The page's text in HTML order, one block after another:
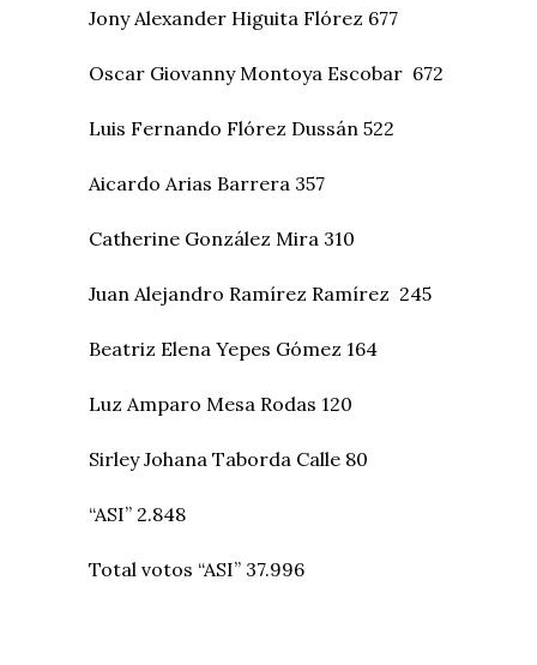
Jony Alexander Higuita Flórez 677
Oscar Giovanny Montoya Escobar 672
Luis Fernando Flórez Dussán 522
Aicardo Arias Barrera 357
Catherine González Mira 310
Juan Alejandro Ramírez Ramírez 245
Beatriz Elena Yepes Gómez 164
Luz Amparo Mesa Rodas 120
Sirley Johana Taborda Calle 80
“ASI” 2.848
Total votos “ASI” 37.996